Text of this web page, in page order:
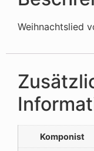
Weihnachtslied
Komponist